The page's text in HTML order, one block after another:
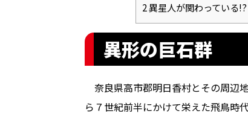
2異星人が関わっている!?
異形の巨石群
奈良県高市郡明日香村とその周辺
ら７世紀前半にかけて栄えた飛鳥時